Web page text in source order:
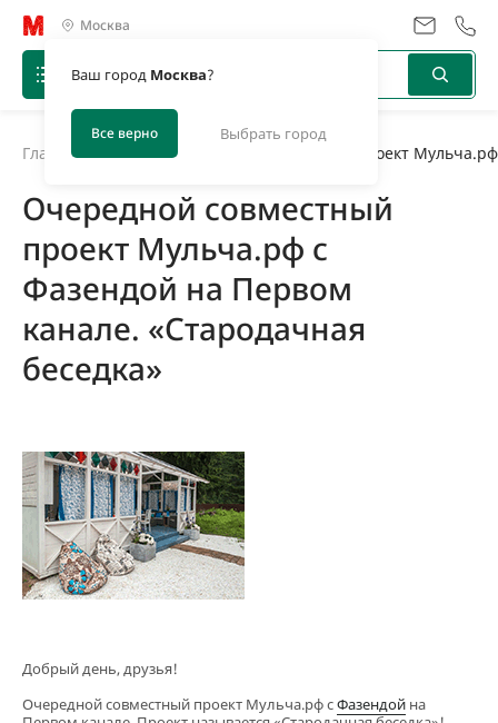
Москва
Ваш город Москва?
Все верно Выбрать город
Главная Очередной совместный проект
Очередной совместный
проект Мульча.рф с
Фазендой на Первом
канале. «Стародачная
беседка»
Добрый день, друзья!
Очередной совместный проект Мульча.рф сФазендой на